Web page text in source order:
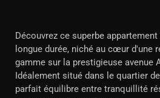
Découvrez ce superbe
longue durée, niché au cœur d'une
gamme sur la prestigieuse avenue
Idéalement situé dans le quartier
parfait équilibre entre tranquillité